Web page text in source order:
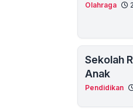
Olahraga
Sekolah
Anak
Pendidikan